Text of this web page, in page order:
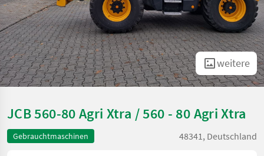
weitere
JCB 560-80 Agri Xtra / 560 - 80 Agri Xtra
Gebrauchtmaschinen 48341, Deutschland